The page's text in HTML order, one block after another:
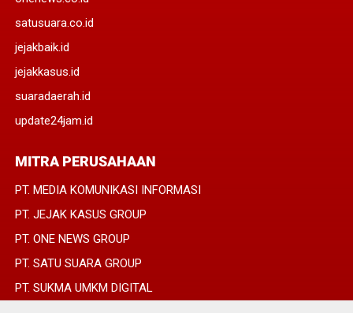
satusuara.co.id
jejakbaik.id
jejakkasus.id
suaradaerah.id
update24jam.id
MITRA PERUSAHAAN
PT. MEDIA KOMUNIKASI INFORMASI
PT. JEJAK KASUS GROUP
PT. ONE NEWS GROUP
PT. SATU SUARA GROUP
PT. SUKMA UMKM DIGITAL